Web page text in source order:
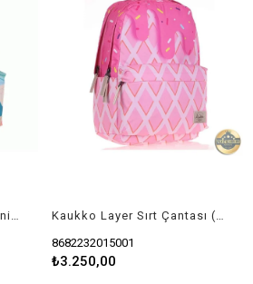
Kaukko Layer Summer Unicorn Okul Çantası
Kaukko Layer Sırt Çantası (Pink Ice Cream) K1500
8682232015001
₺3.250,00